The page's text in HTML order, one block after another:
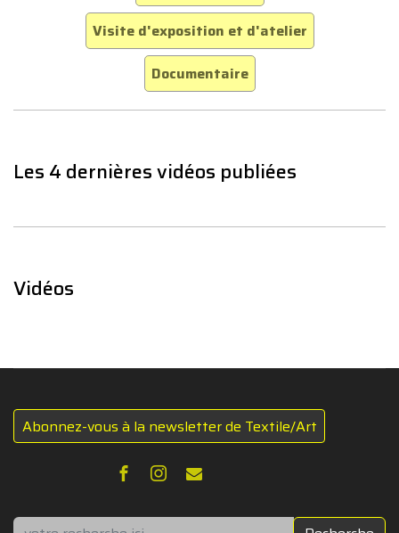
Visite d'exposition et d'atelier
Documentaire
Les 4 dernières vidéos publiées
Vidéos
Abonnez-vous à la newsletter de Textile/Art
Rechercher